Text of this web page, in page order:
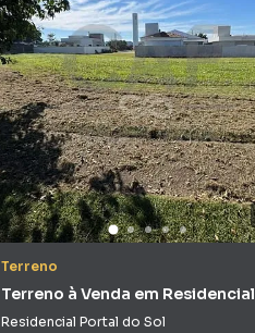
Terreno
Terreno à Venda em Residencial
Portal do Sol
Residencial Portal do Sol